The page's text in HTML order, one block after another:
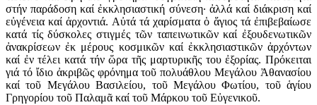
στήν παράδοση καί ἐκκλησιαστική σύνεση· ἀλλά καί διάκριση καί
εὐγένεια καί ἀρχοντιά. Αὐτά τά χαρίσματα ὁ ἅγιος τά ἐπιβεβαίωσε
κατά τίς δύσκολες στιγμές τῶν ταπεινωτικῶν καί ἐξουδενωτικῶν
ἀνακρίσεων ἐκ μέρους κοσμικῶν καί ἐκκλησιαστικῶν ἀρχόντων
καί ἐν τέλει κατά τήν ὥρα τῆς μαρτυρικῆς του ἐξορίας. Πρόκειται
γιά τό ἴδιο ἀκριβῶς φρόνημα τοῦ πολυάθλου Μεγάλου Ἀθανασίου
καί τοῦ Μεγάλου Βασιλείου, τοῦ Μεγάλου Φωτίου, τοῦ ἁγίου
Γρηγορίου τοῦ Παλαμᾶ καί τοῦ Μάρκου τοῦ Εὐγενικοῦ.